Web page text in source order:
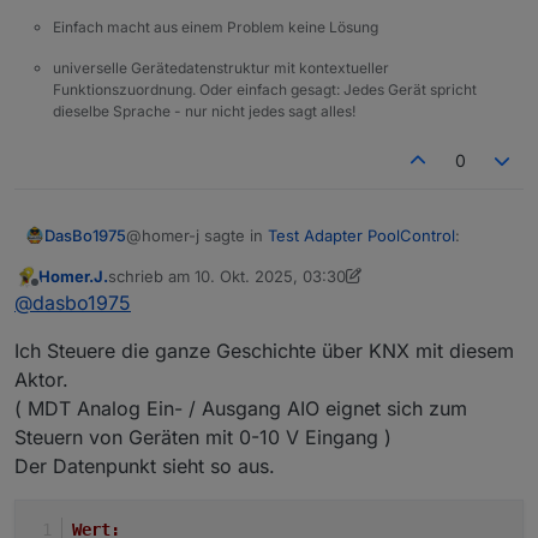
Einfach macht aus einem Problem keine Lösung
universelle Gerätedatenstruktur mit kontextueller
Funktionszuordnung. Oder einfach gesagt: Jedes Gerät spricht
dieselbe Sprache - nur nicht jedes sagt alles!
0
DasBo1975@homer-j sagte in Test Adapter PoolControl:
Kann man eine Pumpensteuerung auch über
einen Datenpunkt 0-100 für steuerbare
Ich steuere diese ausschließlich über den
Anfrage zur 0–100 %-Pumpensteuerung
dein Vorschlag mit der 0–100 %-Pumpensteuerung
ist sehr interessant und grundsätzlich gut machbar.
Offline
Homer.J.schrieb am 10. Okt. 2025, 03:30
zuletzt editiert von Homer.J.10. Okt. 2025, 05:38
@dasbo1975
Ich Steuere die ganze Geschichte über KNX mit diesem
Aktor.
( MDT Analog Ein- / Ausgang AIO eignet sich zum
Steuern von Geräten mit 0-10 V Eingang )
Der Datenpunkt sieht so aus.
Wert: